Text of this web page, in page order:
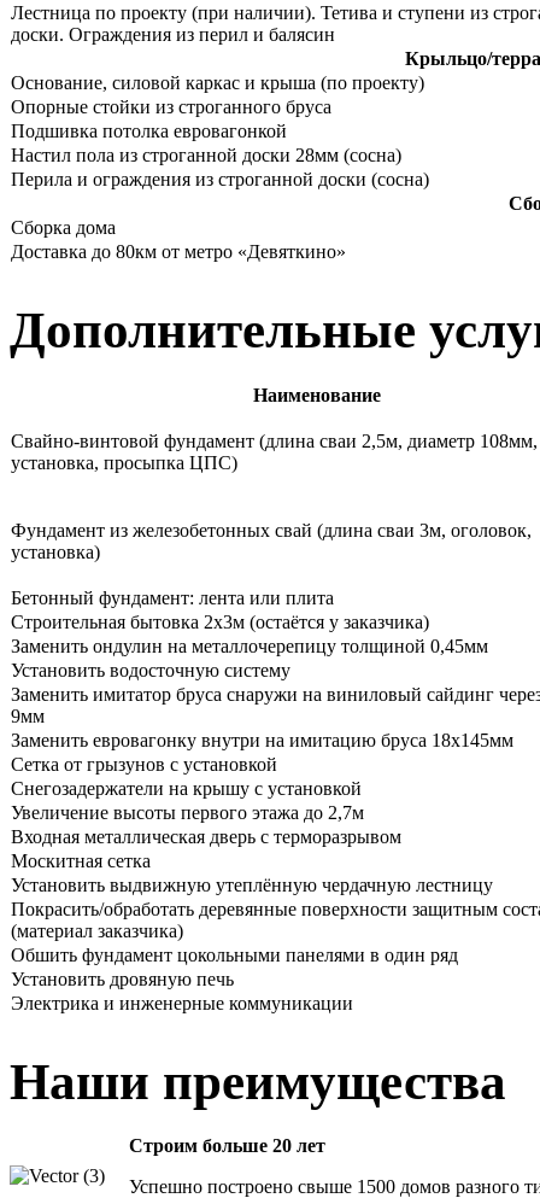
Лестница по проекту (при наличии). Тетива и ступени из
доски. Ограждения из перил и балясин
Крыльцо/
Основание, силовой каркас и крыша (по проекту)
Опорные стойки из строганного бруса
Подшивка потолка евровагонкой
Настил пола из строганной доски 28мм (сосна)
Перила и ограждения из строганной доски (сосна)
Сборка дома
Доставка до 80км от метро «Девяткино»
Дополнительные
Наименование
Свайно-винтовой фундамент (длина сваи 2,5м, диаметр 108мм,
установка, просыпка ЦПС)
Фундамент из железобетонных свай (длина сваи 3м, оголовок,
установка)
Бетонный фундамент: лента или плита
Строительная бытовка 2х3м (остаётся у заказчика)
Заменить ондулин на металлочерепицу толщиной 0,45мм
Установить водосточную систему
Заменить имитатор бруса снаружи на виниловый сайдинг
9мм
Заменить евровагонку внутри на имитацию бруса 18х145мм
Сетка от грызунов с установкой
Снегозадержатели на крышу с установкой
Увеличение высоты первого этажа до 2,7м
Входная металлическая дверь с терморазрывом
Москитная сетка
Установить выдвижную утеплённую чердачную лестницу
Покрасить/обработать деревянные поверхности защитным
(материал заказчика)
Обшить фундамент цокольными панелями в один ряд
Установить дровяную печь
Электрика и инженерные коммуникации
Наши преимущества
Строим больше 20 лет
Успешно построено свыше 1500 домов разного